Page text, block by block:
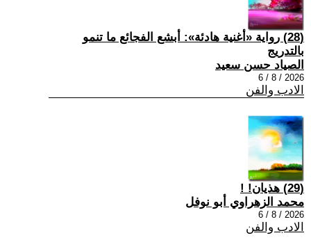
(28) رواية «أغنية هادئة»: أبشع الفجائع ما تنمو
بالتدريج
الصياد حسن سعيد
2026 / 8 / 6
الادب والفن
(29) هذيان! !
محمد الزهراوي أبو نوفل
2026 / 8 / 6
الادب والفن